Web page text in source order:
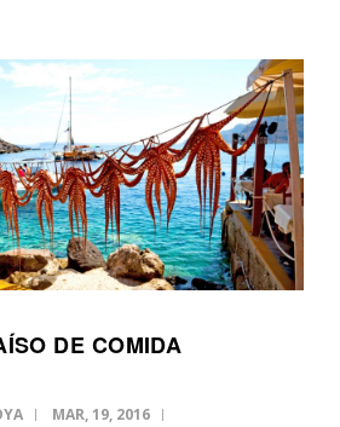
DE COMIDA
MAR, 19, 2016